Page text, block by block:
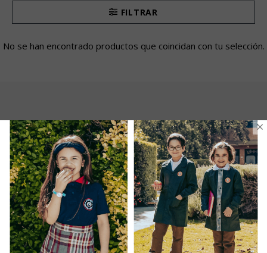
FILTRAR
No se han encontrado productos que coincidan con tu selección.
Ventas Por Mayor
Uniforme Escolar Genéricos
Uniforme Escolar Colegios
Uniforme Empresas
Uniforme Clínico
Esenciales
×